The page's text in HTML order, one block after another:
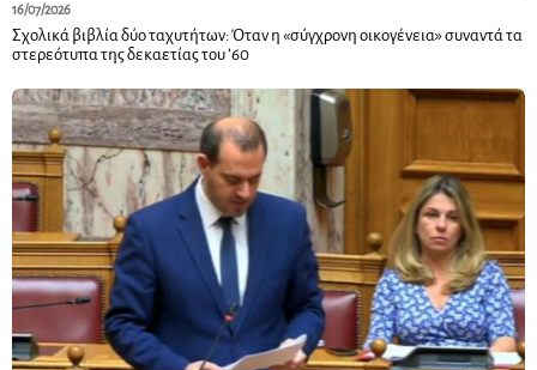
16/07/2026
Σχολικά βιβλία δύο ταχυτήτων: Όταν η «σύγχρονη οικογένεια» συναντά τα
στερεότυπα της δεκαετίας του ’60